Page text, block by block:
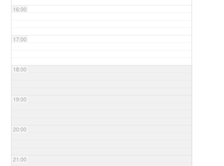
16:00
17:00
18:00
19:00
20:00
21:00